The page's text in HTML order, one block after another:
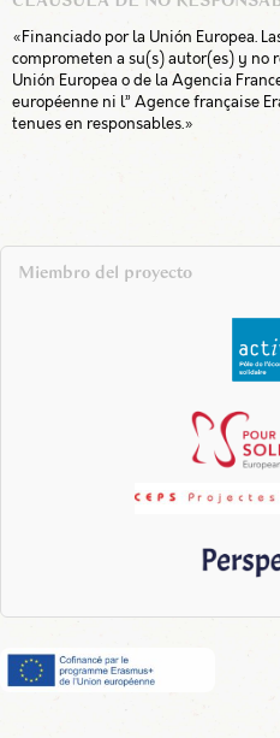
«Financiado por la Unión Europea.
comprometen a su(s) autor(es) y no
Unión Europea o de la Agencia
européenne ni l” Agence française
tenues en responsables.»
Miembro del proyecto